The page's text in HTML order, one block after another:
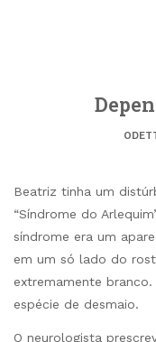
Beatriz tinha um
“Síndrome do
síndrome era um
em um só lado do
extremamente branco.
espécie de desmaio.
O neurologista